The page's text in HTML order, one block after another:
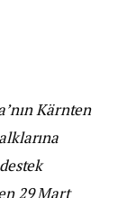
Kärnten
29 Mart